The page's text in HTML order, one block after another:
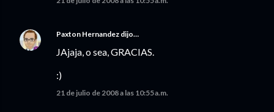
Paxton Hernandez dijo…
JAjaja, o sea, GRACIAS.
:)
21 de julio de 2008 a las 10:55 a.m.